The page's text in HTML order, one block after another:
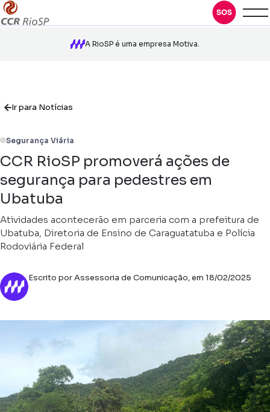
A RioSP é uma empresa Motiva.
Ir para Notícias
Segurança Viária
CCR RioSP promoverá ações de
segurança para pedestres em
Ubatuba
Atividades acontecerão em parceria com a prefeitura de
Ubatuba, Diretoria de Ensino de Caraguatatuba e Polícia
Rodoviária Federal
Escrito por Assessoria de Comunicação, em 18/02/2025